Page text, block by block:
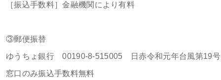
［振込手数料］金融機関により有料
③郵便振替
ゆうちょ銀行 00190-8-515005 日赤令和元年台風第19号
窓口のみ振込手数料無料